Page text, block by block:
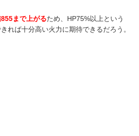
まで上がるため、HP75%以上という
れば十分高い火力に期待できるだろう。